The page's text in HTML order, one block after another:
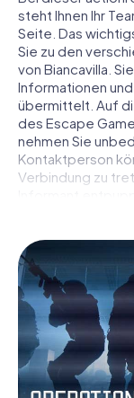
steht Ihnen Ihr
Seite. Das
Sie zu den
von Biancavilla.
Informationen
übermittelt. Auf
des Escape
nehmen Sie
Kontaktperson
Verbindung zu
Informant
und vor allem:
Anders als in
sind Sie also
sich in einem
müssen. Diese
Biancavilla zu
technische
Biancavilla: Ein